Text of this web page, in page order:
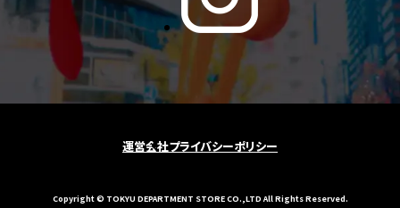
運営会社プライバシーポリシー
Copyright © TOKYU DEPARTMENT STORE CO.,LTD All Rights Reserved.